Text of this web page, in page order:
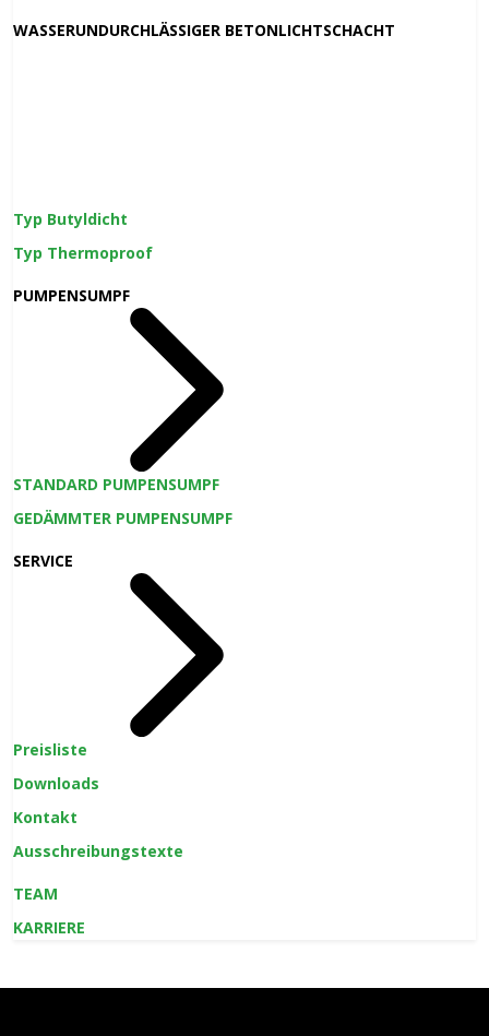
WASSERUNDURCHLÄSSIGER BETONLICHTSCHACHT
Typ Butyldicht
Typ Thermoproof
PUMPENSUMPF
STANDARD PUMPENSUMPF
GEDÄMMTER PUMPENSUMPF
SERVICE
Preisliste
Downloads
Kontakt
Ausschreibungstexte
TEAM
KARRIERE